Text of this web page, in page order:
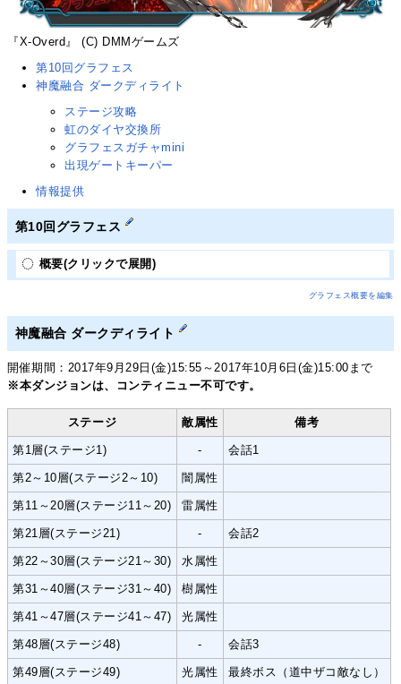
『X-Overd』 (C) DMMゲームズ
第10回グラフェス
神魔融合 ダークディライト
ステージ攻略
虹のダイヤ交換所
グラフェスガチャmini
出現ゲートキーパー
情報提供
第10回グラフェス
概要(クリックで展開)
グラフェス概要を編集
神魔融合 ダークディライト
開催期間：2017年9月29日(金)15:55～2017年10月6日(金)15:00まで
※本ダンジョンは、コンティニュー不可です。
ステージ 敵属性 備考
第1層(ステージ1) - 会話1
第2～10層(ステージ2～10) 闇属性
第11～20層(ステージ11～20) 雷属性
第21層(ステージ21) - 会話2
第22～30層(ステージ21～30) 水属性
第31～40層(ステージ31～40) 樹属性
第41～47層(ステージ41～47) 光属性
第48層(ステージ48) - 会話3
第49層(ステージ49) 光属性 最終ボス（道中ザコ敵なし）